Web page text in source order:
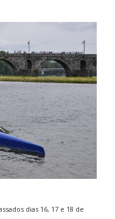
dias 16, 17 e 18 de